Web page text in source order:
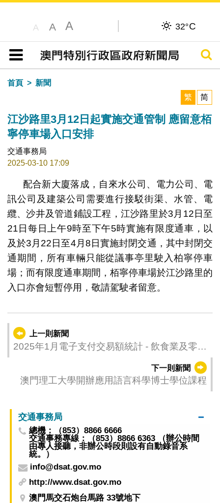
A A A 32°C
目錄
搜尋
首頁
新聞
繁
简
江沙路里3月12日起實施交通管制 應留意栢
寧停車場入口安排
交通事務局
2025-03-10 17:09
配合新大廈落成，自來水公司、電力公司、電
訊公司及建築公司需要進行接駁街渠、水管、電
纜、沙井及管道鋪設工程，江沙路里於3月12日至
21日每日上午9時至下午5時實施有限度通車，以
及於3月22日至4月8日實施封閉交通，其中封閉交
通期間，所有車輛只能從議事亭里駛入柏寧停車
場；而有限度通車期間，栢寧停車場於江沙路里的
入口亦會短暫停用，敬請駕駛者留意。
上一則新聞
2025年1月電子支付交易額統計 - 飲食業及零售
下一則新聞
澳門理工大學開辦應用語言科學博士學位課程
交通事務局
總機：（853）8866 6666
交通事務專線：（853）8866 6363 （辦公時間
由專人接聽，非辦公時段則設有自動錄音系
統。）
info@dsat.gov.mo
http://www.dsat.gov.mo
澳門馬交石炮台馬路 33號地下